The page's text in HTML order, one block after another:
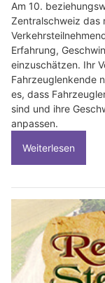
Am 10.
Zentralschweiz das
Erfahrung,
einzuschätzen. Ihr
Fahrzeuglenkende
es, dass
sind und ihre
anpassen.
Weiterlesen